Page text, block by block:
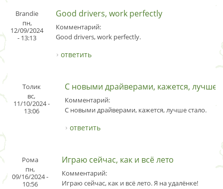
Brandie
пн,
12/09/2024
- 13:13
Good drivers, work perfectly
Комментарий:
Good drivers, work perfectly.
ответить
Толик
вс,
11/10/2024 -
13:06
С новыми драйверами, кажется, лучше
Комментарий:
С новыми драйверами, кажется, лучше стало.
ответить
Рома
пн,
09/16/2024 -
10:56
Играю сейчас, как и всё лето
Комментарий:
Играю сейчас, как и всё лето. Я на удалёнке!